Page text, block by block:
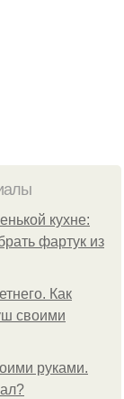
кухне:
фартук из
Как
своими
руками.